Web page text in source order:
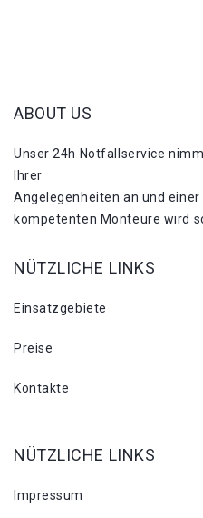
ABOUT US
Unser 24h Notfallservice
Ihrer
Angelegenheiten an und
kompetenten Monteure wird
NÜTZLICHE LINKS
Einsatzgebiete
Preise
Kontakte
NÜTZLICHE LINKS
Impressum